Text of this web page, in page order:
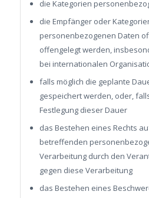
die Kategorien
die Empfänger oder
personenbezogenen Daten
offengelegt werden,
bei internationalen
falls möglich die geplante
gespeichert werden, oder,
Festlegung dieser Dauer
das Bestehen eines Rechts
betreffenden
Verarbeitung durch den
gegen diese Verarbeitung
das Bestehen eines